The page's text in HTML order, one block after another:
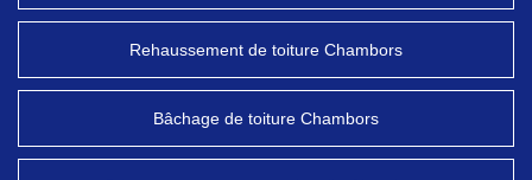
Rehaussement de toiture Chambors
Bâchage de toiture Chambors